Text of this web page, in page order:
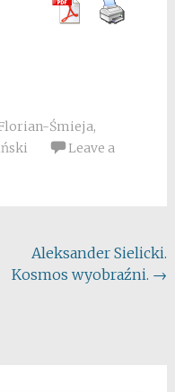
Śmieja,
Leave a
Aleksander Sielicki.
Kosmos wyobraźni. →